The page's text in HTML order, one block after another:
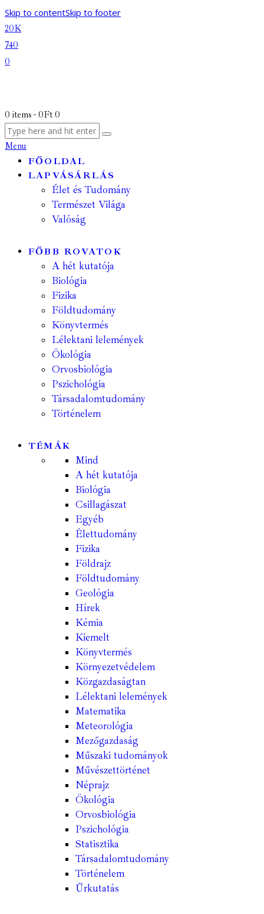
Skip to contentSkip to footer
20K
740
0
0 items - 0Ft 0
Menu
FŐOLDAL
LAPVÁSÁRLÁS
Élet és Tudomány
Természet Világa
Valóság
FŐBB ROVATOK
A hét kutatója
Biológia
Fizika
Földtudomány
Könyvtermés
Lélektani lelemények
Ökológia
Orvosbiológia
Pszichológia
Társadalomtudomány
Történelem
TÉMÁK
Mind
A hét kutatója
Biológia
Csillagászat
Egyéb
Élettudomány
Fizika
Földrajz
Földtudomány
Geológia
Hírek
Kémia
Kiemelt
Könyvtermés
Környezetvédelem
Közgazdaságtan
Lélektani lelemények
Matematika
Meteorológia
Mezőgazdaság
Műszaki tudományok
Művészettörténet
Néprajz
Ökológia
Orvosbiológia
Pszichológia
Statisztika
Társadalomtudomány
Történelem
Űrkutatás